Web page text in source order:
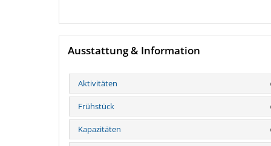
Ausstattung & Information
Aktivitäten
Frühstück
Kapazitäten